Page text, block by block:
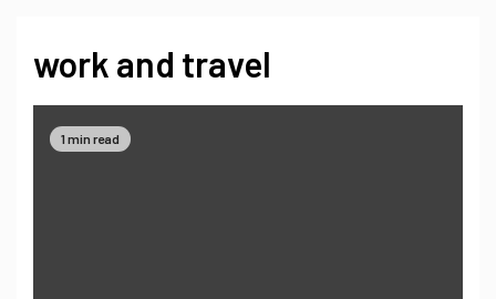
work and travel
1 min read